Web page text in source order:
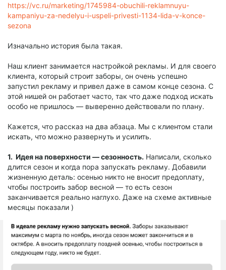
https://vc.ru/marketing/1745984-obuchili-reklamnuyu-
kampaniyu-za-nedelyu-i-uspeli-privesti-1134-lida-v-konce-
sezona
Изначально история была такая.
Наш клиент занимается настройкой рекламы. И для своего
клиента, который строит заборы, он очень успешно
запустил рекламу и привел даже в самом конце сезона. С
этой нишей он работает часто, так что даже подход искать
особо не пришлось — выверенно действовали по плану.
Кажется, что рассказ на два абзаца. Мы с клиентом стали
искать, что можно развернуть и усилить.
1. Идея на поверхности — сезонность. Написали, сколько
длится сезон и когда пора запускать рекламу. Добавили
жизненную деталь: осенью никто не вносит предоплату,
чтобы построить забор весной — то есть сезон
заканчивается реально наглухо. Даже на схеме активные
месяцы показали )